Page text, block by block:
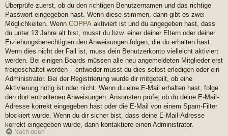
Überprüfe zuerst, ob du den richtigen Benutzernamen und das richtige
Passwort eingegeben hast. Wenn diese stimmen, dann gibt es zwei
Möglichkeiten. Wenn COPPA aktiviert ist und du angegeben hast, dass
du unter 13 Jahre alt bist, musst du bzw. einer deiner Eltern oder deiner
Erziehungsberechtigten den Anweisungen folgen, die du erhalten hast.
Wenn dies nicht der Fall ist, muss dein Benutzerkonto vielleicht aktiviert
werden. Bei einigen Boards müssen alle neu angemeldeten Mitglieder erst
freigeschaltet werden – entweder musst du dies selbst erledigen oder ein
Administrator. Bei der Registrierung wurde dir mitgeteilt, ob eine
Aktivierung nötig ist oder nicht. Wenn du eine E-Mail erhalten hast, folge
den dort enthaltenen Anweisungen. Ansonsten prüfe, ob du deine E-Mail-
Adresse korrekt eingegeben hast oder die E-Mail von einem Spam-Filter
blockiert wurde. Wenn du dir sicher bist, dass deine E-Mail-Adresse
korrekt eingegeben wurde, dann kontaktiere einen Administrator.
Nach oben